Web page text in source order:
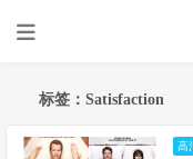
标签：Satisfaction
高